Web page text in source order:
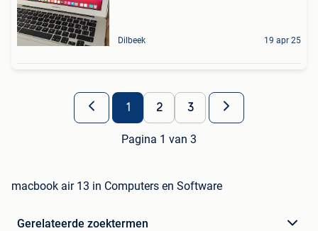
Dilbeek 19 apr 25
1 2 3
Pagina 1 van 3
macbook air 13 in Computers en Software
Gerelateerde zoektermen